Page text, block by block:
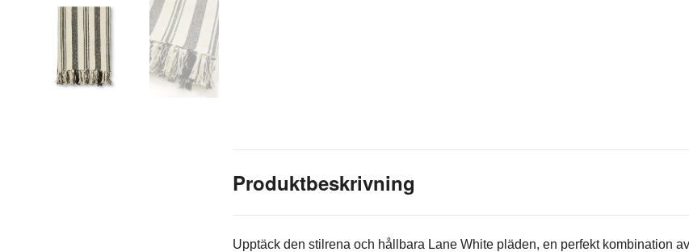
Produktbeskrivning
Upptäck den stilrena och hållbara Lane White pläden, en perfekt kombination